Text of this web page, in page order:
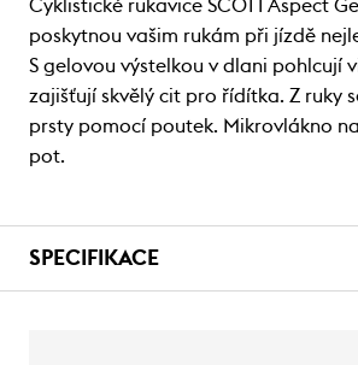
Cyklistické rukavice SCOTT Aspect
poskytnou vašim rukám při jízdě
S gelovou výstelkou v dlani pohlcují
zajišťují skvělý cit pro řídítka. Z ruky
prsty pomocí poutek. Mikrovlákno
pot.
SPECIFIKACE